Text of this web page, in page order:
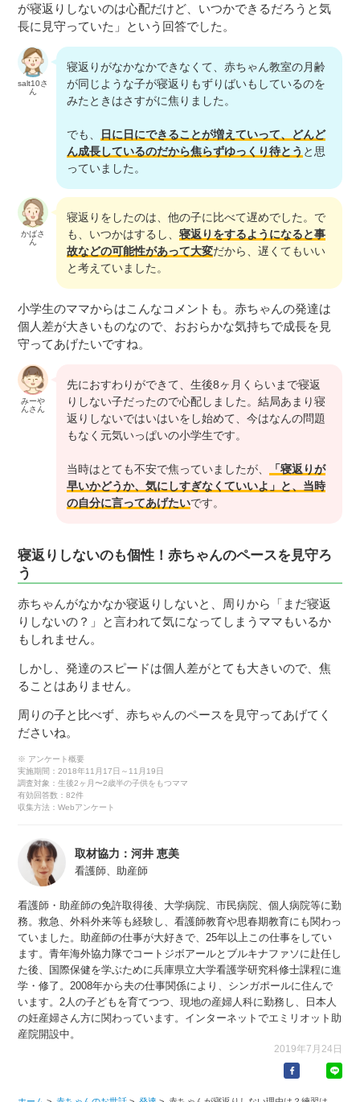
が寝返りしないのは心配だけど、いつかできるだろうと気
長に見守っていた」という回答でした。
salt10さ
ん
寝返りがなかなかできなくて、赤ちゃん教室の月齢
が同じような子が寝返りもずりばいもしているのを
みたときはさすがに焦りました。
でも、
日に日にできることが増えていって、どんど
ん成長しているのだから焦らずゆっくり待とう と思
っていました。
かばさ
ん
寝返りをしたのは、他の子に比べて遅めでした。で
も、いつかはするし、寝返りをするようになると事
故などの可能性があって大変だから、遅くてもいい
と考えていました。
小学生のママからはこんなコメントも。赤ちゃんの発達は
個人差が大きいものなので、おおらかな気持ちで成長を見
守ってあげたいですね。
みーや
んさん
先におすわりができて、生後8ヶ月くらいまで寝返
りしない子だったので心配しました。結局あまり寝
返りしないではいはいをし始めて、今はなんの問題
もなく元気いっぱいの小学生です。
当時はとても不安で焦っていましたが、
「寝返りが
早いかどうか、気にしすぎなくていいよ」と、当時
の自分に言ってあげたいです。
寝返りしないのも個性！赤ちゃんのペースを見守ろ
う
赤ちゃんがなかなか寝返りしないと、周りから「まだ寝返
りしないの？」と言われて気になってしまうママもいるか
もしれません。
しかし、発達のスピードは個人差がとても大きいので、焦
ることはありません。
周りの子と比べず、赤ちゃんのペースを見守ってあげてく
ださいね。
※ アンケート概要
実施期間：2018年11月17日～11月19日
調査対象：生後2ヶ月〜2歳半の子供をもつママ
有効回答数：82件
収集方法：Webアンケート
取材協力：河井 恵美
看護師、助産師
看護師・助産師の免許取得後、大学病院、市民病院、個人病院等に勤
務。救急、外科外来等も経験し、看護師教育や思春期教育にも関わっ
ていました。助産師の仕事が大好きで、25年以上この仕事をしてい
ます。青年海外協力隊でコートジボアールとブルキナファソに赴任し
た後、国際保健を学ぶために兵庫県立大学看護学研究科修士課程に進
学・修了。2008年から夫の仕事関係により、シンガポールに住んで
います。2人の子どもを育てつつ、現地の産婦人科に勤務し、日本人
の妊産婦さん方に関わっています。インターネットでエミリオット助
産院開設中。
2019年7月24日